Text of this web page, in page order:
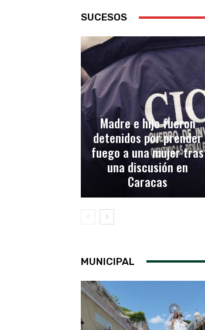
SUCESOS
Madre e hijo fueron
detenidos por prender
fuego a una mujer tras
una discusión en
Caracas
MUNICIPAL